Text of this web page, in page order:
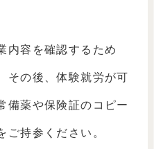
内容を確認するため
その後、体験就労が可
備薬や保険証のコピー
ご持参ください。